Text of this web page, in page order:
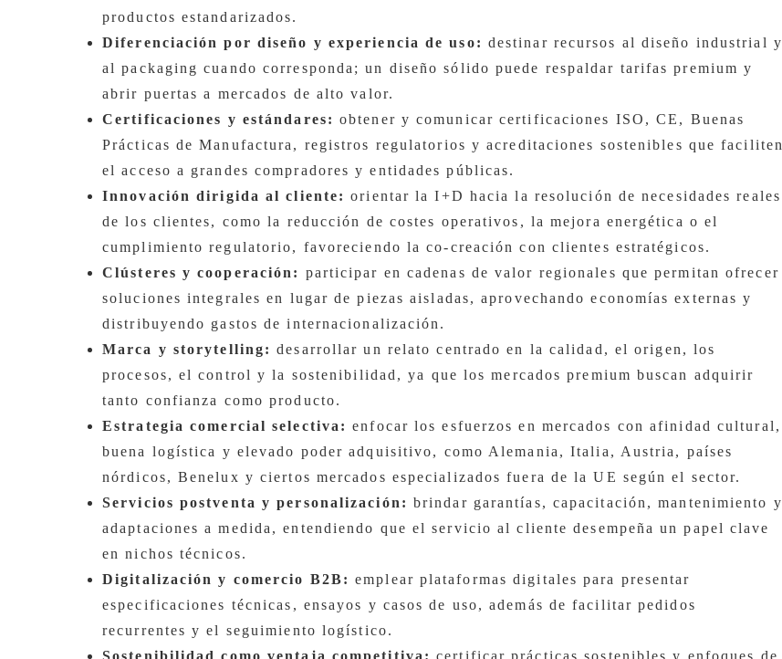
productos estandarizados.
Diferenciación por diseño y experiencia de uso: destinar recursos al diseño industrial y
al packaging cuando corresponda; un diseño sólido puede respaldar tarifas premium y
abrir puertas a mercados de alto valor.
Certificaciones y estándares: obtener y comunicar certificaciones ISO, CE, Buenas
Prácticas de Manufactura, registros regulatorios y acreditaciones sostenibles que faciliten
el acceso a grandes compradores y entidades públicas.
Innovación dirigida al cliente: orientar la I+D hacia la resolución de necesidades reales
de los clientes, como la reducción de costes operativos, la mejora energética o el
cumplimiento regulatorio, favoreciendo la co-creación con clientes estratégicos.
Clústeres y cooperación: participar en cadenas de valor regionales que permitan ofrecer
soluciones integrales en lugar de piezas aisladas, aprovechando economías externas y
distribuyendo gastos de internacionalización.
Marca y storytelling: desarrollar un relato centrado en la calidad, el origen, los
procesos, el control y la sostenibilidad, ya que los mercados premium buscan adquirir
tanto confianza como producto.
Estrategia comercial selectiva: enfocar los esfuerzos en mercados con afinidad cultural,
buena logística y elevado poder adquisitivo, como Alemania, Italia, Austria, países
nórdicos, Benelux y ciertos mercados especializados fuera de la UE según el sector.
Servicios postventa y personalización: brindar garantías, capacitación, mantenimiento y
adaptaciones a medida, entendiendo que el servicio al cliente desempeña un papel clave
en nichos técnicos.
Digitalización y comercio B2B: emplear plataformas digitales para presentar
especificaciones técnicas, ensayos y casos de uso, además de facilitar pedidos
recurrentes y el seguimiento logístico.
Sostenibilidad como ventaja competitiva: certificar prácticas sostenibles y enfoques de